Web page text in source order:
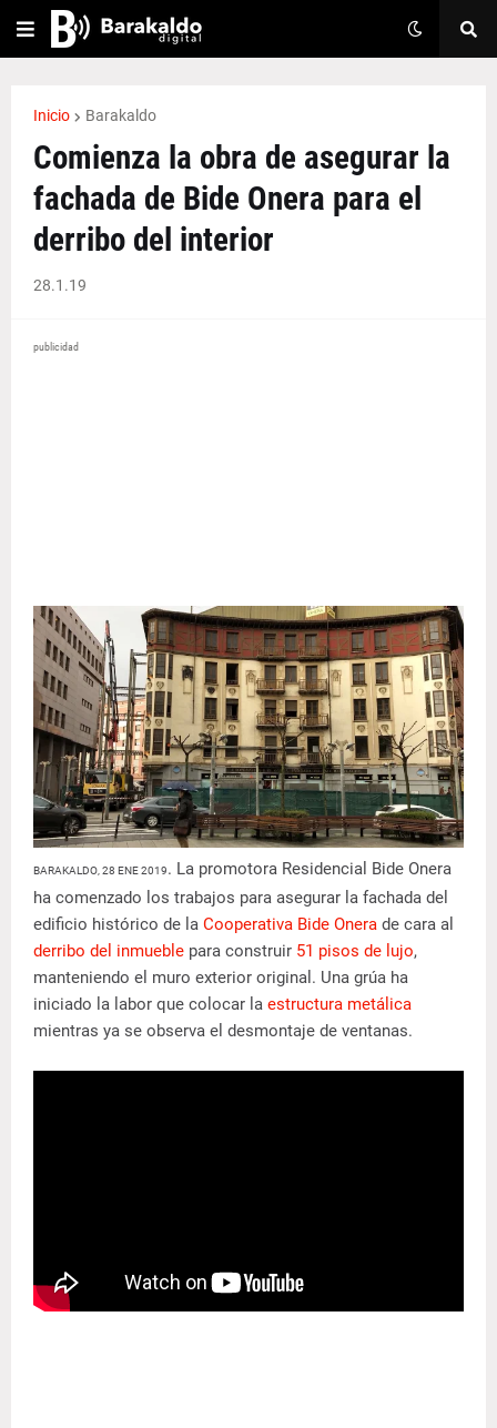
Inicio Barakaldo
Comienza la obra de asegurar la
fachada de Bide Onera para el
derribo del interior
28.1.19
publicidad
BARAKALDO, 28 ENE 2019. La promotora Residencial Bide Onera
ha comenzado los trabajos para asegurar la fachada del
edificio histórico de la Cooperativa Bide Onera de cara al
derribo del inmueble para construir 51 pisos de lujo,
manteniendo el muro exterior original. Una grúa ha
iniciado la labor que colocar la estructura metálica
mientras ya se observa el desmontaje de ventanas.